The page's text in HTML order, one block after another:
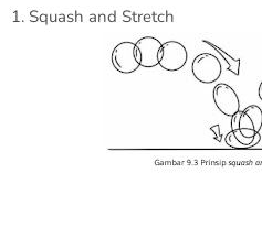
1. Squash and Stretch